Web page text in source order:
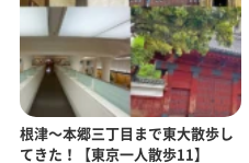
根津〜本郷三丁目まで東大散歩し
てきた！【東京一人散歩11】